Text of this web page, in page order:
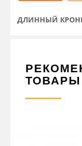
ДЛИННЫЙ
ТОВАРЫ